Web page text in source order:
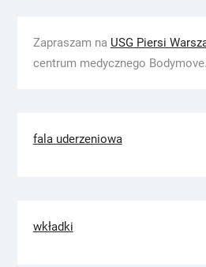
Zapraszam na USG Piersi
centrum medycznego Bodymove.
fala uderzeniowa
wkładki